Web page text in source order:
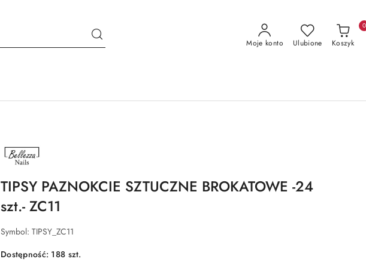
Moje konto Ulubione Koszyk
0
NAZWA
PRODUCENTA:
BELLEZZA
TIPSY PAZNOKCIE SZTUCZNE BROKATOWE -24
szt.- ZC11
Symbol: TIPSY_ZC11
Dostępność: 188 szt.